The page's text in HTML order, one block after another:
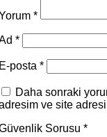
*
*
posta *
Daha sonraki
ve site
Sorusu *